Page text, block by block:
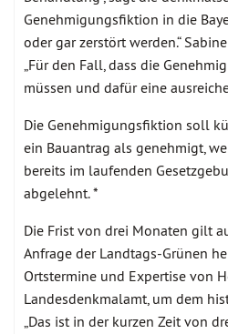
Genehmigungsfiktion in die
oder gar zerstört werden.“
„Für den Fall, dass die
müssen und dafür eine
Die Genehmigungsfiktion soll
ein Bauantrag als genehmigt,
bereits im laufenden
abgelehnt. *
Die Frist von drei Monaten gilt
Anfrage der Landtags-Grünen
Ortstermine und Expertise von
Landesdenkmalamt, um dem
„Das ist in der kurzen Zeit von